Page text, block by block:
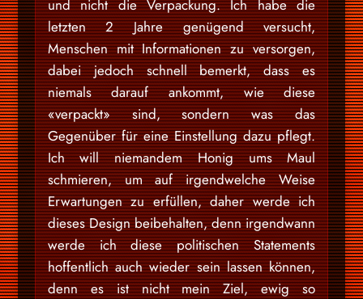
und nicht die Verpackung. Ich habe die
letzten 2 Jahre genügend versucht,
Menschen mit Informationen zu versorgen,
dabei jedoch schnell bemerkt, dass es
niemals darauf ankommt, wie diese
«verpackt» sind, sondern was das
Gegenüber für eine Einstellung dazu pflegt.
Ich will niemandem Honig ums Maul
schmieren, um auf irgendwelche Weise
Erwartungen zu erfüllen, daher werde ich
dieses Design beibehalten, denn irgendwann
werde ich diese politischen Statements
hoffentlich auch wieder sein lassen können,
denn es ist nicht mein Ziel, ewig so